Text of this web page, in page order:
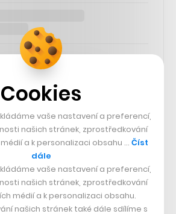
Cookies
vaše nastavení a preferencí,
našich stránek, zprostředkování
a k personalizaci obsahu … Číst
dále
vaše nastavení a preferencí,
našich stránek, zprostředkování
médií a k personalizaci obsahu.
našich stránek také dále sdílíme s